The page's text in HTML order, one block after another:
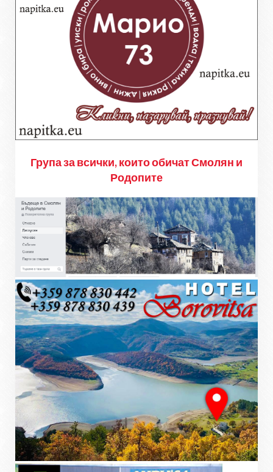
Група за всички, които обичат Смолян и
Родопите